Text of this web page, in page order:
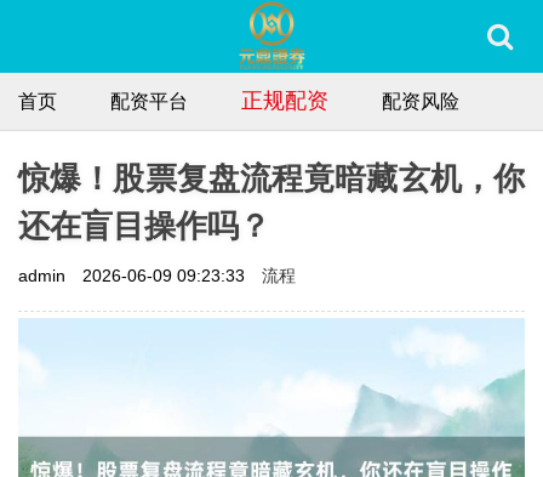
首页 配资平台 正规配资 配资风险
惊爆！股票复盘流程竟暗藏玄机，你
还在盲目操作吗？
admin 2026-06-09 09:23:33 流程